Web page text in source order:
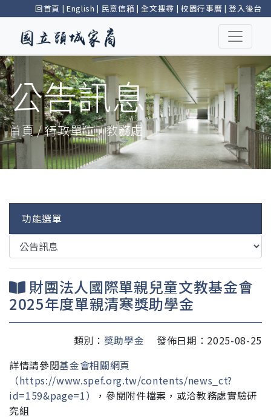
回首頁 | English | 民意信箱 |全文搜尋 | 校園行事曆 |登入後台
公告訊息
首頁 / 行政單位 / 教務處
功能選單
財團法人國際單親兒童文教基金會
2025年度單親清寒獎助學金
類別： 獎助學金
發佈日期：2025-08-25
詳情請參閱基金會相關網頁
（https://www.spef.org.tw/contents/news_ct?
id=159&page=1）
，參閱附件檔案，或洽教務處實驗研
究組